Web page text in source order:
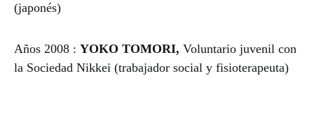
(japonés)
Años 2008 : YOKO TOMORI, Voluntario juvenil con
la Sociedad Nikkei (trabajador social y fisioterapeuta)